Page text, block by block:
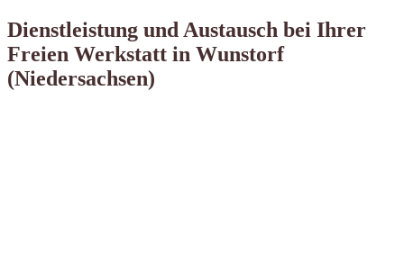
Dienstleistung und Austausch bei Ihrer
Freien Werkstatt in Wunstorf
(Niedersachsen)